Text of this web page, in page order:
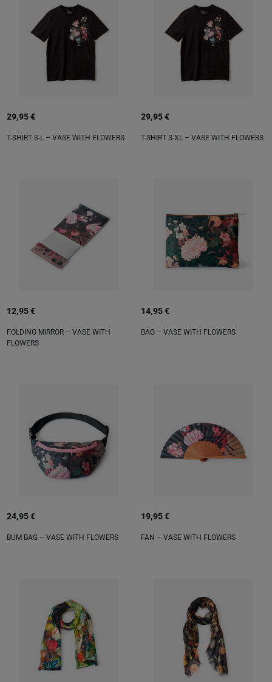
29,95 €
T-SHIRT S-L – VASE WITH FLOWERS
29,95 €
T-SHIRT S-XL – VASE WITH FLOWERS
12,95 €
FOLDING MIRROR – VASE WITH
FLOWERS
14,95 €
BAG – VASE WITH FLOWERS
24,95 €
BUM BAG – VASE WITH FLOWERS
19,95 €
FAN – VASE WITH FLOWERS